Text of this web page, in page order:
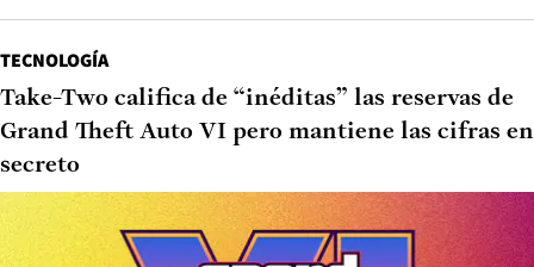
TECNOLOGÍA
Take-Two califica de “inéditas” las reservas de
Grand Theft Auto VI pero mantiene las cifras en
secreto